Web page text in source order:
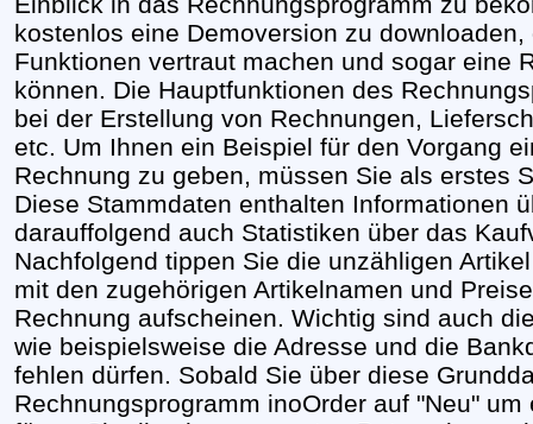
kostenlos eine Demoversion zu
Funktionen vertraut machen und sogar eine
können. Die Hauptfunktionen des
bei der Erstellung von Rechnungen,
etc. Um Ihnen ein Beispiel für den Vorgang
Rechnung zu geben, müssen Sie als erstes
Diese Stammdaten enthalten Informationen
darauffolgend auch Statistiken über das
Nachfolgend tippen Sie die unzähligen
mit den zugehörigen Artikelnamen und
Rechnung aufscheinen. Wichtig sind auch
wie beispielsweise die Adresse und die
fehlen dürfen. Sobald Sie über diese
Rechnungsprogramm inoOrder auf "Neu"